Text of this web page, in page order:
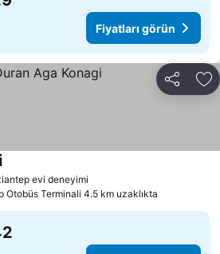
Fiyatları görün
Paylaş
evi deneyimi
Fiyatları görün
Otobüs Terminali 4.5 km uzaklıkta